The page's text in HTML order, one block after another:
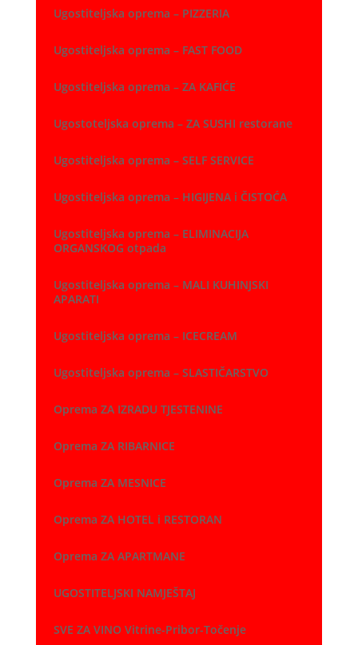
Ugostiteljska oprema – PIZZERIA
Ugostiteljska oprema – FAST FOOD
Ugostiteljska oprema – ZA KAFIĆE
Ugostoteljska oprema – ZA SUSHI restorane
Ugostiteljska oprema – SELF SERVICE
Ugostiteljska oprema – HIGIJENA i ČISTOĆA
Ugostiteljska oprema – ELIMINACIJA
ORGANSKOG otpada
Ugostiteljska oprema – MALI KUHINJSKI
APARATI
Ugostiteljska oprema – ICECREAM
Ugostiteljska oprema – SLASTIČARSTVO
Oprema ZA IZRADU TJESTENINE
Oprema ZA RIBARNICE
Oprema ZA MESNICE
Oprema ZA HOTEL i RESTORAN
Oprema ZA APARTMANE
UGOSTITELJSKI NAMJEŠTAJ
SVE ZA VINO Vitrine-Pribor-Točenje